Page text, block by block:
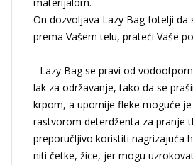
On dozvoljava Lazy Bag fotelji da
prema Vašem telu, prateći Vaše
- Lazy Bag se pravi od
lak za održavanje, tako da se
krpom, a upornije fleke moguće
rastvorom deterdženta za pranje
preporučljivo koristiti nagrizajuća
niti četke, žice, jer mogu